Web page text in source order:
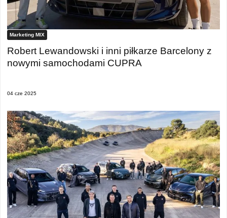
Marketing MIX
Robert Lewandowski i inni piłkarze Barcelony z
nowymi samochodami CUPRA
04 cze 2025